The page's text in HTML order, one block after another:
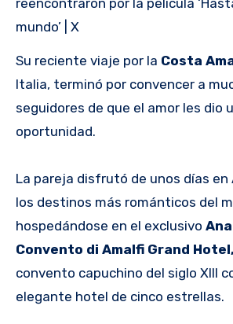
reencontraron por la película
mundo’ | X
Su reciente viaje por la Costa
Italia, terminó por convencer a
seguidores de que el amor les dio
oportunidad.
La pareja disfrutó de unos días en
los destinos más románticos del
hospedándose en el exclusivo
Convento di Amalfi Grand Hotel,
convento capuchino del siglo XIII
elegante hotel de cinco estrellas.